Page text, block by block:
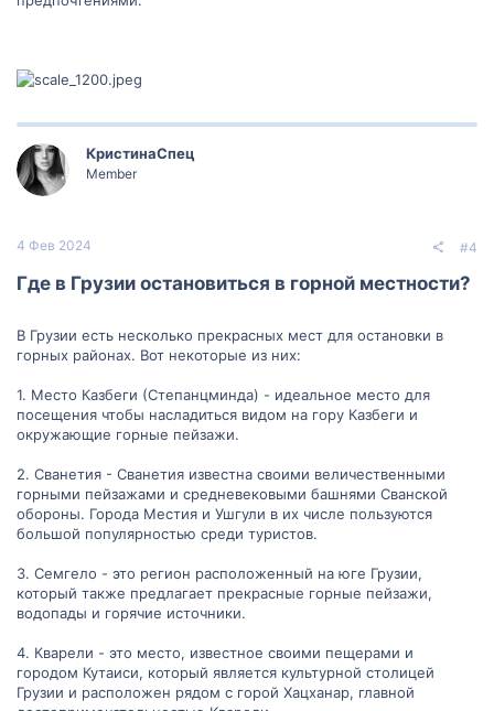
КристинаСпец
Member
4 Фев 2024 #4
Где в Грузии остановиться в горной местности?​
В Грузии есть несколько прекрасных мест для остановки в
горных районах. Вот некоторые из них:
1. Место Казбеги (Степанцминда) - идеальное место для
посещения чтобы насладиться видом на гору Казбеги и
окружающие горные пейзажи.
2. Сванетия - Сванетия известна своими величественными
горными пейзажами и средневековыми башнями Сванской
обороны. Города Местия и Ушгули в их числе пользуются
большой популярностью среди туристов.
3. Семгело - это регион расположенный на юге Грузии,
который также предлагает прекрасные горные пейзажи,
водопады и горячие источники.
4. Кварели - это место, известное своими пещерами и
городом Кутаиси, который является культурной столицей
Грузии и расположен рядом с горой Хацханар, главной